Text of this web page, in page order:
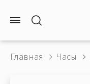
Главная Часы